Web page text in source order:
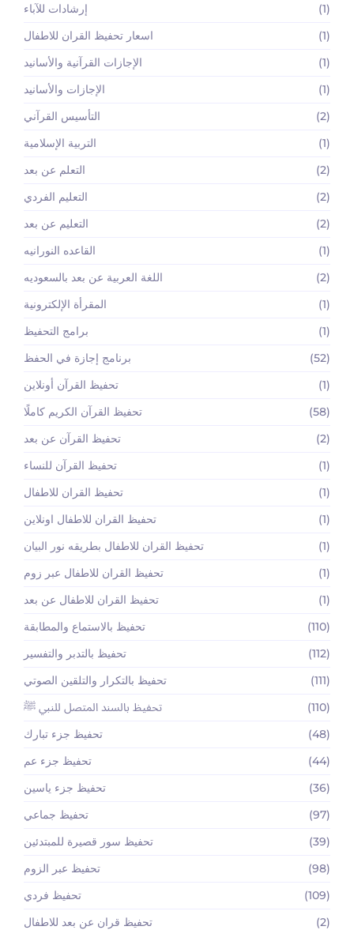
إرشادات للآباء
(1)
اسعار تحفيظ القران للاطفال
(1)
الإجازات القرآنية والأسانيد
(1)
الإجازات والأسانيد
(1)
التأسيس القرآني
(2)
التربية الإسلامية
(1)
التعلم عن بعد
(2)
التعليم الفردي
(2)
التعليم عن بعد
(2)
القاعده النورانيه
(1)
اللغة العربية عن بعد بالسعوديه
(2)
المقرأة الإلكترونية
(1)
برامج التحفيظ
(1)
برنامج إجازة في الحفظ
(52)
تحفيظ القرآن أونلاين
(1)
تحفيظ القرآن الكريم كاملًا
(58)
تحفيظ القرآن عن بعد
(2)
تحفيظ القرآن للنساء
(1)
تحفيظ القران للاطفال
(1)
تحفيظ القران للاطفال اونلاين
(1)
تحفيظ القران للاطفال بطريقه نور البيان
(1)
تحفيظ القران للاطفال عبر زوم
(1)
تحفيظ القران للاطفال عن بعد
(1)
تحفيظ بالاستماع والمطابقة
(110)
تحفيظ بالتدبر والتفسير
(112)
تحفيظ بالتكرار والتلقين الصوتي
(111)
تحفيظ بالسند المتصل للنبي ﷺ
(110)
تحفيظ جزء تبارك
(48)
تحفيظ جزء عم
(44)
تحفيظ جزء ياسين
(36)
تحفيظ جماعي
(97)
تحفيظ سور قصيرة للمبتدئين
(39)
تحفيظ عبر الزوم
(98)
تحفيظ فردي
(109)
تحفيظ قران عن بعد للاطفال
(2)